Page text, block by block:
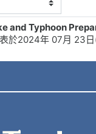
and Typhoon
於2024年 07月 23